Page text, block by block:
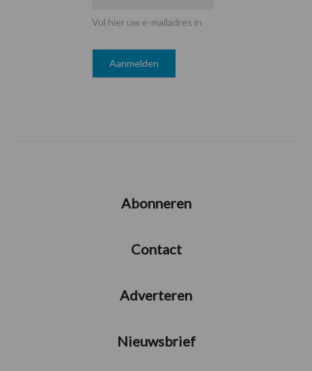
Vul hier uw e-mailadres in
Abonneren
Contact
Adverteren
Nieuwsbrief